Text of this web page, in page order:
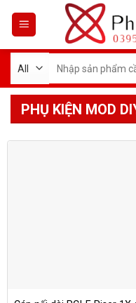
kiếm:
PHỤ KIỆN MOD